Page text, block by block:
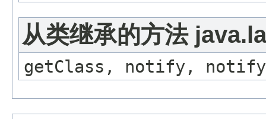
从类继承的方法
getClass, notify,